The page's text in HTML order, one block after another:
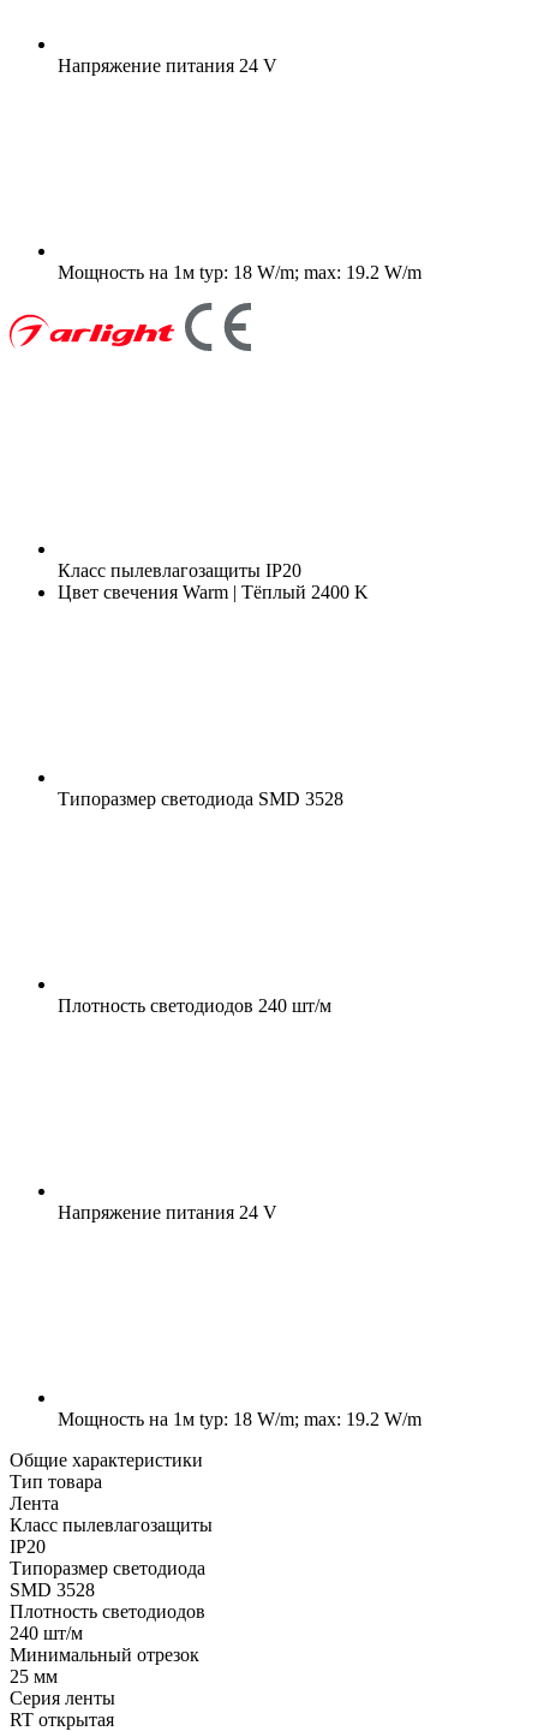
Напряжение питания 24 V
Мощность на 1м typ: 18 W/m; max: 19.2 W/m
Класс пылевлагозащиты IP20
Цвет свечения Warm | Тёплый 2400 K
Типоразмер светодиода SMD 3528
Плотность светодиодов 240 шт/м
Напряжение питания 24 V
Мощность на 1м typ: 18 W/m; max: 19.2 W/m
Общие характеристики
Тип товара
Лента
Класс пылевлагозащиты
IP20
Типоразмер светодиода
SMD 3528
Плотность светодиодов
240 шт/м
Минимальный отрезок
25 мм
Серия ленты
RT открытая